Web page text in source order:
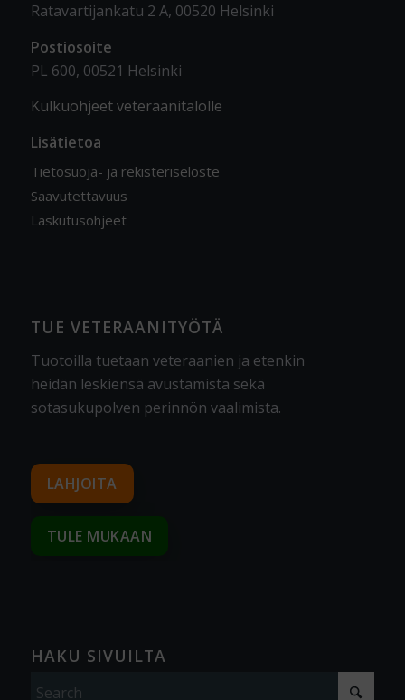
Ratavartijankatu 2 A, 00520 Helsinki
Postiosoite
PL 600, 00521 Helsinki
Kulkuohjeet veteraanitalolle
Lisätietoa
Tietosuoja- ja rekisteriseloste
Saavutettavuus
Laskutusohjeet
TUE VETERAANITYÖTÄ
Tuotoilla tuetaan veteraanien ja etenkin
heidän leskiensä avustamista sekä
sotasukupolven perinnön vaalimista.
LAHJOITA
TULE MUKAAN
HAKU SIVUILTA